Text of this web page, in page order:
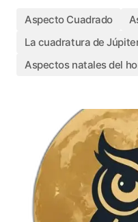
Aspecto Cuadrado
La cuadratura de
Aspectos natales del